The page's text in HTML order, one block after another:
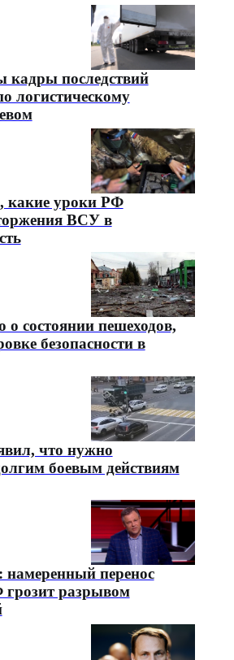
кадры последствий
логистическому
какие уроки РФ
ВСУ в
о состоянии пешеходов,
безопасности в
что нужно
боевым действиям
перенос
грозит разрывом